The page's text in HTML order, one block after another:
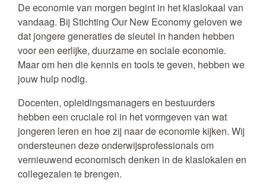
De economie van morgen begint in het klaslokaal van
vandaag. Bij Stichting Our New Economy geloven we
dat jongere generaties de sleutel in handen hebben
voor een eerlijke, duurzame en sociale economie.
Maar om hen die kennis en tools te geven, hebben we
jouw hulp nodig.
Docenten, opleidingsmanagers en bestuurders
hebben een cruciale rol in het vormgeven van wat
jongeren leren en hoe zij naar de economie kijken. Wij
ondersteunen deze onderwijsprofessionals om
vernieuwend economisch denken in de klaslokalen en
collegezalen te brengen.